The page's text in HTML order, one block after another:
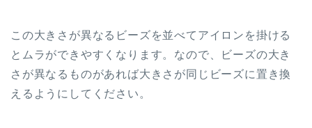
この大きさが異なるビーズを並べてアイロンを掛ける
とムラができやすくなります。なので、ビーズの大き
さが異なるものがあれば大きさが同じビーズに置き換
えるようにしてください。